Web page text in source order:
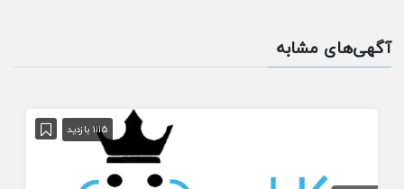
آگهی‌های مشابه
1115 بازدید